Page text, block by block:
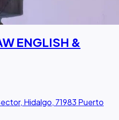
ENGLISH &
Hidalgo, 71983 Puerto